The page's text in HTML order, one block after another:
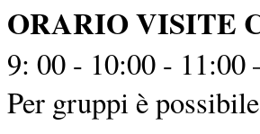
ORARIO VISITE
9: 00 - 10:00 - 11:00
Per gruppi è